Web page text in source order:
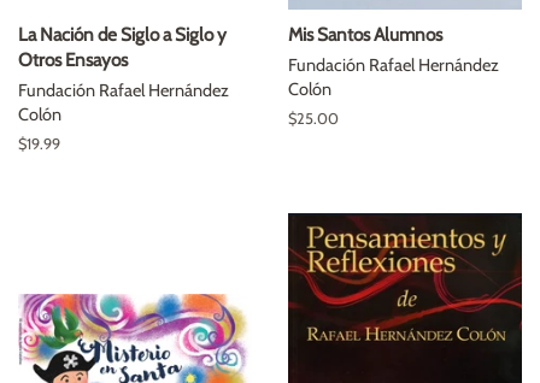
La Nación de Siglo a Siglo y
Otros Ensayos
Fundación Rafael Hernández
Colón
Precio
$19.99
Mis Santos Alumnos
Fundación Rafael Hernández
Colón
Precio
$25.00